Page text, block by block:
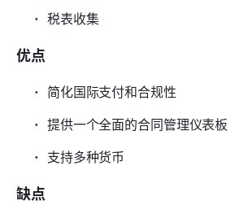
税表收集
优点
简化国际支付和合规性
提供一个全面的合同管理仪表板
支持多种货币
缺点